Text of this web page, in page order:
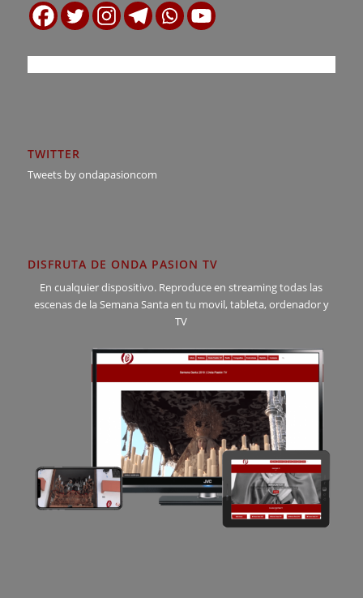
TWITTER
Tweets by ondapasioncom
DISFRUTA DE ONDA PASION TV
En cualquier dispositivo. Reproduce en streaming todas las
escenas de la Semana Santa en tu movil, tableta, ordenador y
TV